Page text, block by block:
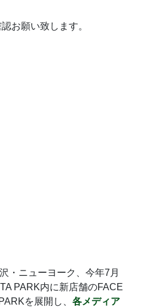
お願い致します。
・ニューヨーク、今年7月
PARK内に新店舗のFACE
を展開し、 各メディア